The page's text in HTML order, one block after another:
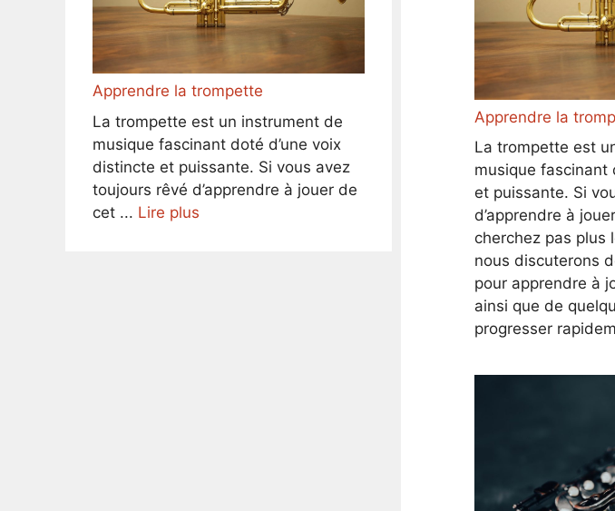
Apprendre la
La trompette est
musique fascinant
et puissante. Si
d’apprendre à
cherchez pas plus
nous discuterons
pour apprendre à
ainsi que de
progresser
Apprendre la trompette
La trompette est un instrument de
musique fascinant doté d’une voix
distincte et puissante. Si vous avez
toujours rêvé d’apprendre à jouer de
cet ... Lire plus